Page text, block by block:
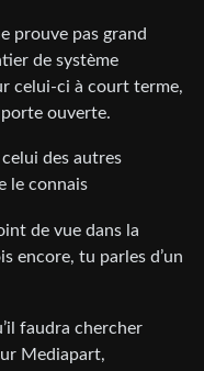
prouve pas grand
de système
celui-ci à court terme,
ouverte.
des autres
le connais
de vue dans la
encore, tu parles d’un
faudra chercher
Mediapart,